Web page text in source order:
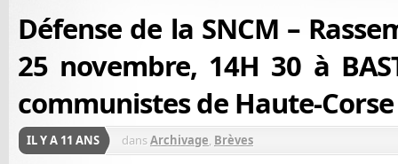
Défense de la SNCM –
25 novembre, 14H 30 à
communistes de Haute-Corse
IL Y A 11 ANS dansArchivage, Brèves